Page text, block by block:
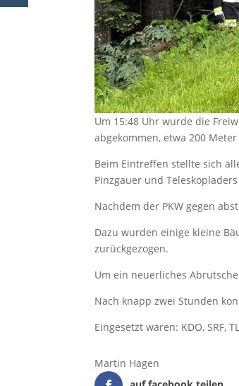
Um 15:48 Uhr wurde die
abgekommen, etwa 200
Beim Eintreffen stellte sich
Pinzgauer und
Nachdem der PKW gegen
Dazu wurden einige kleine
zurückgezogen.
Um ein neuerliches
Nach knapp zwei Stunden
Eingesetzt waren: KDO, SRF,
Martin Hagen